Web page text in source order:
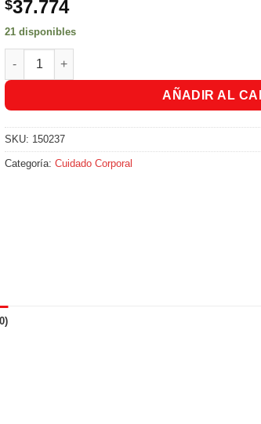
$37.774
21 disponibles
Crema Goicoechea Arnica y Manzanilla x400ml
AÑADIR AL
SKU: 150237
Categoría:Cuidado Corporal